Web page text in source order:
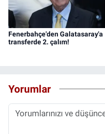
Fenerbahçe'den Galatasaray'a
transferde 2. çalım!
Yorumlar